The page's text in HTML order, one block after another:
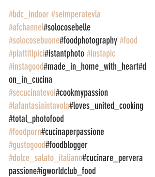
#bdc_indoor #seimperatevla
#afchannel#solocosebelle
#solocosebuone#foodphotography #food
#piattitipici#istantphoto #instapic
#instagood#made_in_home_with_heart#d
on_in_cucina
#secucinatevoi#cookmypassion
#lafantasiaintavola#loves_united_cooking
#total_photofood
#foodporn#cucinaperpassione
#gustogood#foodblogger
#dolce_salato_italiano#cucinare_pervera
passione#igworldclub_food